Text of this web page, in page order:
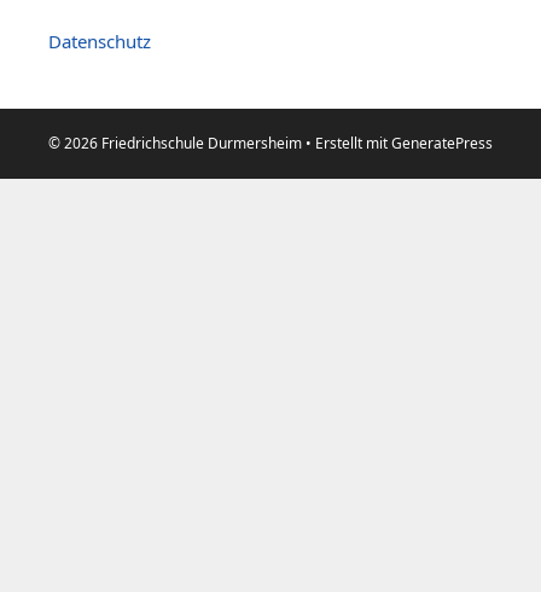
Datenschutz
© 2026 Friedrichschule Durmersheim • Erstellt mitGeneratePress